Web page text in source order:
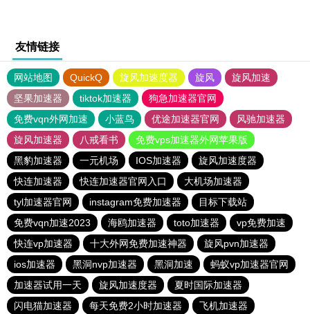
友情链接
网站地图 QuickQ 旋风加速度器 旋风
旋风加速
坚果加速器
tiktok加速器
狗急加速器官网
免费vqn外网加速
小蓝鸟 优途加速器官网
风驰加速器
旋风加速器
八戒看书
免费vps加速器外网苹果版
黑豹加速器
一元机场 IOS加速器
旋风加速度器
快连加速器
快连加速器官网入口
大机场加速器
tyl加速器官网
instagram免费加速器
目标下载站
免费vqn加速2023
海鸥加速器 toto加速器
vp免费加速
快连vp加速器
十大外网免费加速神器
旋风pvn加速器
ios加速器
黑洞nvp加速器 黑洞加速
蚂蚁vp加速器官网
加速器试用一天
旋风加速度器
夏时国际加速器
闪电猫加速器
每天免费2小时加速器 飞机加速器